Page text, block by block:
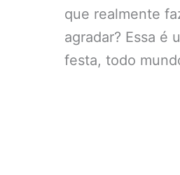
que realmente
agradar? Essa é
festa, todo